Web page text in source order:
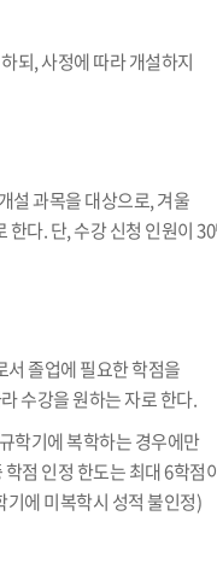
되, 사정에 따라 개설하지
설 과목을 대상으로, 겨울
다. 단, 수강 신청 인원이
졸업에 필요한 학점을
수강을 원하는 자로 한다.
학기에 복학하는 경우에만
점 인정 한도는 최대 6학점
기에 미복학시 성적 불인정)